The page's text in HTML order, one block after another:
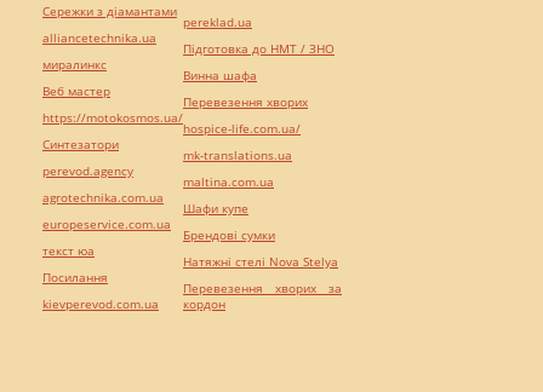
Сережки з діамантами
alliancetechnika.ua
миралинкс
Веб мастер
https://motokosmos.ua/
Синтезатори
perevod.agency
agrotechnika.com.ua
europeservice.com.ua
текст юа
Посилання
kievperevod.com.ua
pereklad.ua
Підготовка до НМТ / ЗНО
Винна шафа
Перевезення хворих
hospice-life.com.ua/
mk-translations.ua
maltina.com.ua
Шафи купе
Брендові сумки
Натяжні стелі Nova Stelya
Перевезення хворих за
кордон